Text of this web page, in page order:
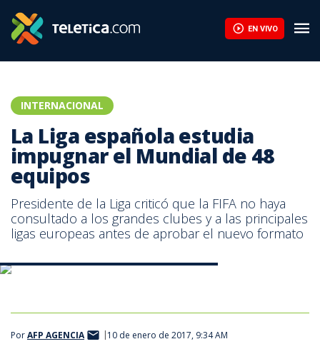
EN VIVO
INTERNACIONAL
La Liga española estudia
impugnar el Mundial de 48
equipos
Presidente de la Liga criticó que la FIFA no haya
consultado a los grandes clubes y a las principales
ligas europeas antes de aprobar el nuevo formato
PorAFP AGENCIA 10 de enero de 2017, 9:34 AM